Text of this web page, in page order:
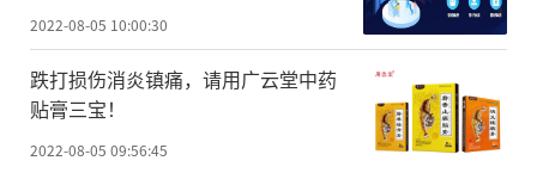
2022-08-05 10:00:30
跌打损伤消炎镇痛，请用广云堂中药
贴膏三宝！
2022-08-05 09:56:45